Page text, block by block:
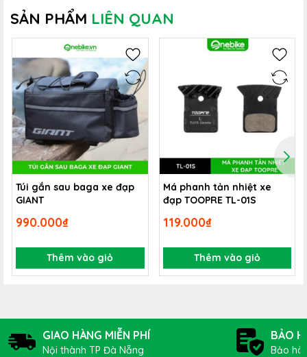
SẢN PHẨM LIÊN QUAN
Túi gắn sau baga xe đạp
GIANT
990.000₫
Thêm vào giỏ
Má phanh tản nhiệt xe
đạp TOOPRE TL-01S
119.000₫
Thêm vào giỏ
GIAO HÀNG MIỄN PHÍ
Nội thành TP Đà Nẵng
BẢO
Bảo